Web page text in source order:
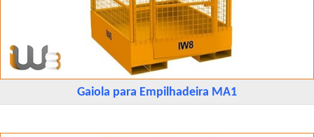
Gaiola para Empilhadeira MA1